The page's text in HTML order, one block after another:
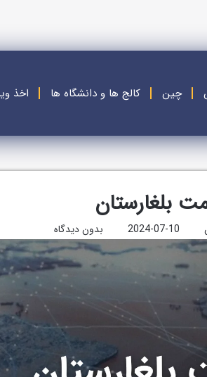
چین کالج ها و دانشگاه ها اخذ
بلغارستان
2024-07-10 بدون دیدگاه